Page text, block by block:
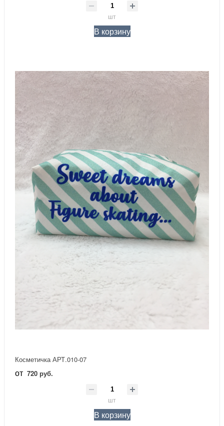
шт
В корзину
Косметичка АРТ.010-07
от 720 руб.
шт
В корзину